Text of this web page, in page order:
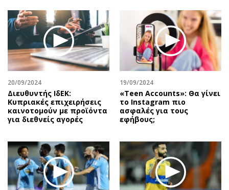
20/09/2024
Διευθυντής ΙδΕΚ:
Κυπριακές επιχειρήσεις
καινοτομούν με προϊόντα
για διεθνείς αγορές
19/09/2024
«Teen Accounts»: Θα γίνει
το Instagram πιο
ασφαλές για τους
εφήβους;